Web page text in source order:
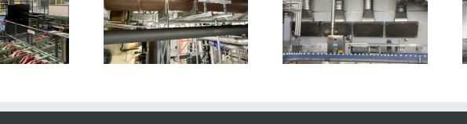
and corrosion
duct systems
Berglandmilch –
Lufttechnik für
Lebensmittel
Caliber S Lüftung
Raumschiessanlage